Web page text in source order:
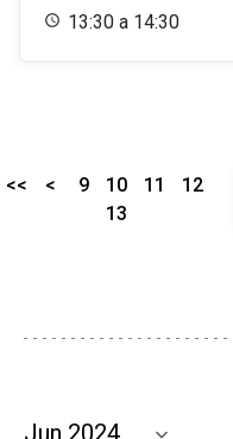
13:30 a 14:30
<< < 9 10 11
12
13